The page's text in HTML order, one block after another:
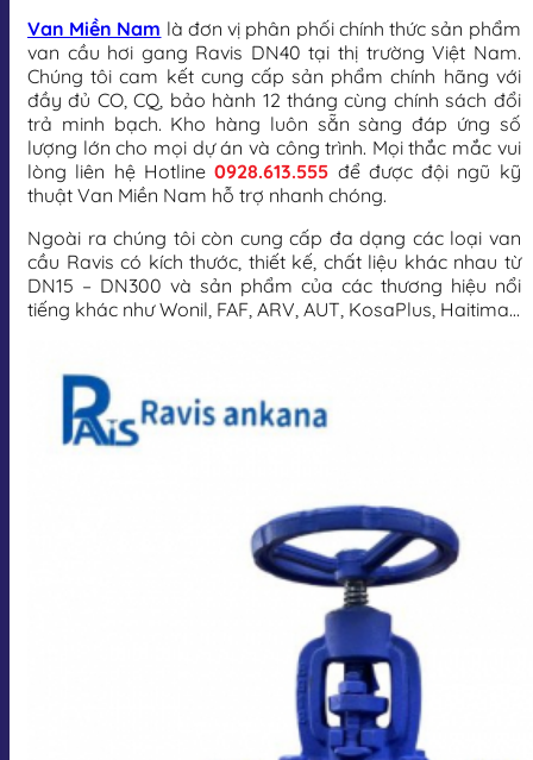
Van Miền Nam là đơn vị phân phối chính thức sản phẩm
van cầu hơi gang Ravis DN40 tại thị trường Việt Nam.
Chúng tôi cam kết cung cấp sản phẩm chính hãng với
đầy đủ CO, CQ, bảo hành 12 tháng cùng chính sách đổi
trả minh bạch. Kho hàng luôn sẵn sàng đáp ứng số
lượng lớn cho mọi dự án và công trình. Mọi thắc mắc vui
lòng liên hệ Hotline0928.613.555 để được đội ngũ kỹ
thuật Van Miền Nam hỗ trợ nhanh chóng.
Ngoài ra chúng tôi còn cung cấp đa dạng các loại van
cầu Ravis có kích thước, thiết kế, chất liệu khác nhau từ
DN15 – DN300 và sản phẩm của các thương hiệu nổi
tiếng khác như Wonil, FAF, ARV, AUT, KosaPlus, Haitima…